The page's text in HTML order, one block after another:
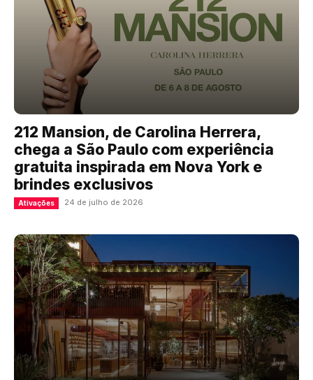
212 Mansion, de Carolina Herrera,
chega a São Paulo com experiência
gratuita inspirada em Nova York e
brindes exclusivos
Ativações 24 de julho de 2026